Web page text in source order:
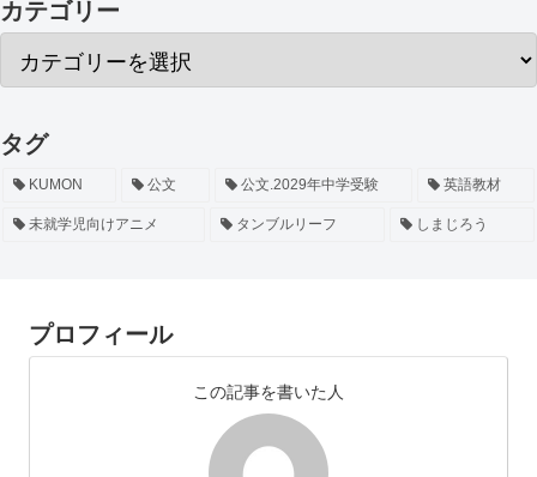
カテゴリー
タグ
KUMON 公文 公文.2029年中学受験 英語教材
未就学児向けアニメ タンブルリーフ しまじろう
プロフィール
この記事を書いた人